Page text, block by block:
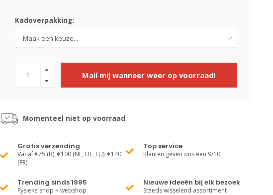
Kadoverpakking:
Mail mij wanneer weer op voorraad!
Momenteel niet op voorraad
Gratis verzending
Vanaf €75 (B), €100 (NL, DE, LU), €140
(FR)
Top service
Klanten geven ons een 9/10
Trending sinds 1995
Fysieke shop + webshop
Nieuwe ideeën bij elk bezoek
Steeds wisselend assortiment